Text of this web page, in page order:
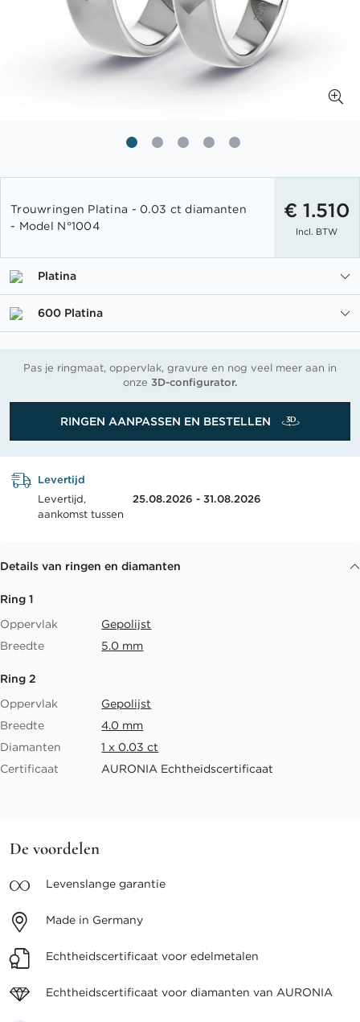
het
begin
de
afbeeldingen-
Trouwringen Platina - 0.03 ct diamanten
- Model N°1004
€ 1.510
Incl. BTW
Platina
600 Platina
Pas je ringmaat, oppervlak, gravure en nog veel meer aan in
onze 3D-configurator.
RINGEN AANPASSEN EN BESTELLEN
Levertijd
Levertijd,
aankomst tussen
25.08.2026 - 31.08.2026
Details van ringen en diamanten
Ring 1
Oppervlak
Gepolijst
Breedte
5.0 mm
Ring 2
Oppervlak
Gepolijst
Breedte
4.0 mm
Diamanten
1 x 0.03 ct
Certificaat
AURONIA Echtheidscertificaat
De voordelen
Levenslange garantie
Made in Germany
Echtheidscertificaat voor edelmetalen
Echtheidscertificaat voor diamanten van AURONIA